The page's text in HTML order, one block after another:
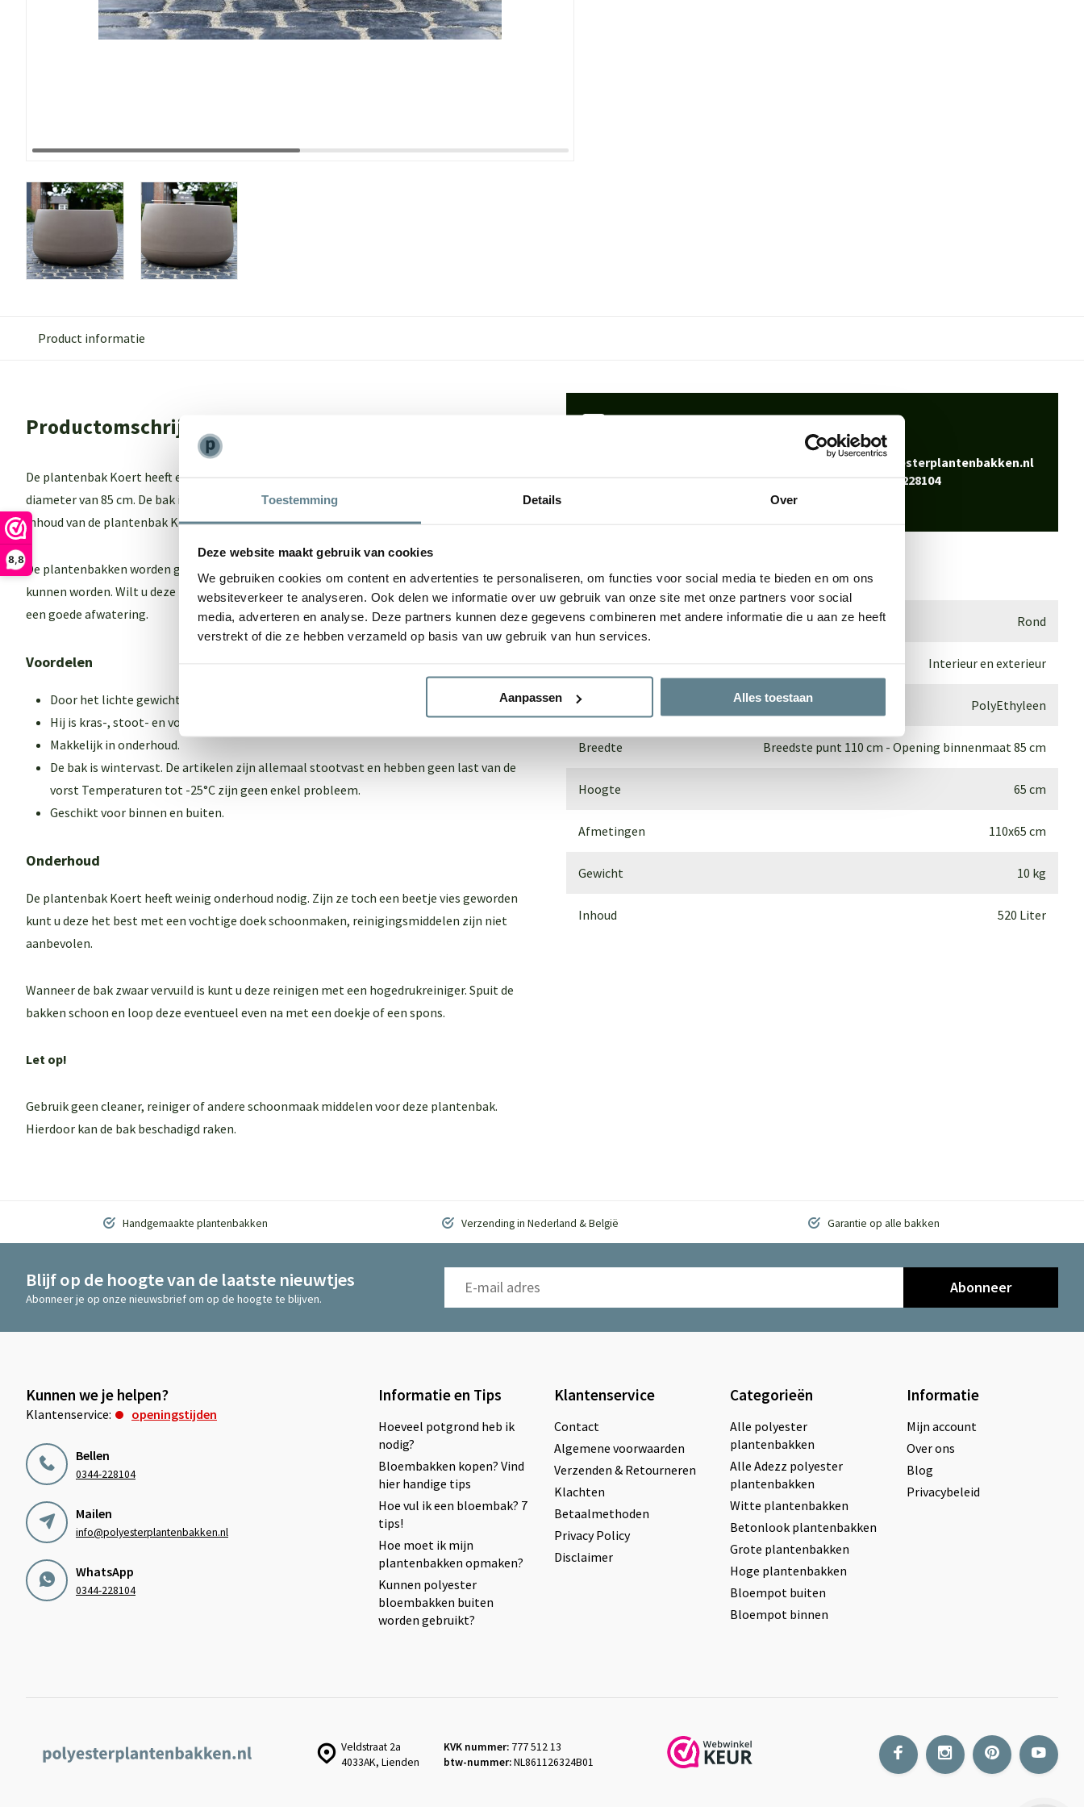
Toestemming Details Over
Deze website maakt gebruik van cookies
We gebruiken cookies om content en advertenties te personaliseren, om functies voor social media te bieden en om ons
websiteverkeer te analyseren. Ook delen we informatie over uw gebruik van onze site met onze partners voor social
media, adverteren en analyse. Deze partners kunnen deze gegevens combineren met andere informatie die u aan ze heeft
verstrekt of die ze hebben verzameld op basis van uw gebruik van hun services.
Aanpassen Alles toestaan
8,8
Product informatie
Productomschrijving
De plantenbak Koert heeft een buitenmaat diameter van 100 cm en een binnenmaat
diameter van 85 cm. De bak is 65 cm hoog, op zijn breedste punt is hij 110 cm breed en de
inhoud van de plantenbak Koert is 520 liter.
De plantenbakken worden geleverd zonder gaten zodat deze ook binnen gebruikt
kunnen worden. Wilt u deze buiten gebruiken dient u 4 gaten te boren in de bodem voor
een goede afwatering.
Voordelen
Door het lichte gewicht kan deze gemakkelijk worden verplaatst.
Hij is kras-, stoot- en vormvast door het gebruik van hoge kwaliteit polyester.
Makkelijk in onderhoud.
De bak is wintervast. De artikelen zijn allemaal stootvast en hebben geen last van de
vorst Temperaturen tot -25°C zijn geen enkel probleem.
Geschikt voor binnen en buiten.
Onderhoud
De plantenbak Koert heeft weinig onderhoud nodig. Zijn ze toch een beetje vies geworden
kunt u deze het best met een vochtige doek schoonmaken, reinigingsmiddelen zijn niet
aanbevolen.
Wanneer de bak zwaar vervuild is kunt u deze reinigen met een hogedrukreiniger. Spuit de
bakken schoon en loop deze eventueel even na met een doekje of een spons.
Let op!
Gebruik geen cleaner, reiniger of andere schoonmaak middelen voor deze plantenbak.
Hierdoor kan de bak beschadigd raken.
Wil je advies of heb je een vraag? Neem contactBel0344-228104
Mail info@polyesterplantenbakken.nl
0344-228104
Specificaties
Vorm Rond
Interieur en exterieur
Materiaal PolyEthyleen
Breedte Breedste punt 110 cm - Opening binnenmaat 85 cm
Hoogte 65 cm
Afmetingen 110x65 cm
Gewicht 10 kg
Inhoud 520 Liter
Handgemaakte plantenbakken Verzending in Nederland & België Garantie op alle bakken
Blijf op de hoogte van de laatste nieuwtjes
Abonneer je op onze nieuwsbrief om op de hoogte te blijven.
Abonneer
Kunnen we je helpen?
Klantenservice: openingstijden
Bellen
0344-228104
Mailen
info@polyesterplantenbakken.nl
WhatsApp
0344-228104
Informatie en Tips
Hoeveel potgrond heb ik
nodig?
Bloembakken kopen? Vind
hier handige tips
Hoe vul ik een bloembak? 7
tips!
Hoe moet ik mijn
plantenbakken opmaken?
Kunnen polyester
bloembakken buiten
worden gebruikt?
Klantenservice
Contact
Algemene voorwaarden
Verzenden & Retourneren
Klachten
Betaalmethoden
Privacy Policy
Disclaimer
Categorieën
Alle polyester
plantenbakken
Alle Adezz polyester
plantenbakken
Witte plantenbakken
Betonlook plantenbakken
Grote plantenbakken
Hoge plantenbakken
Bloempot buiten
Bloempot binnen
Informatie
Mijn account
Over ons
Blog
Privacybeleid
Veldstraat 2a
4033AK, Lienden
KVK nummer: 777 512 13
btw-nummer:NL861126324B01